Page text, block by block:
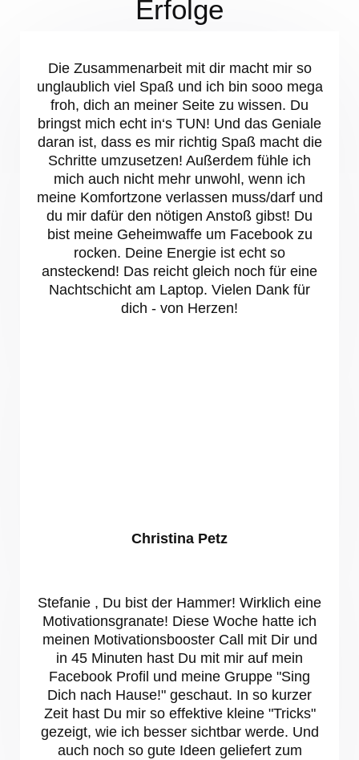
Erfolge
Die Zusammenarbeit mit dir macht mir so
unglaublich viel Spaß und ich bin sooo mega
froh, dich an meiner Seite zu wissen. Du
bringst mich echt in‘s TUN! Und das Geniale
daran ist, dass es mir richtig Spaß macht die
Schritte umzusetzen! Außerdem fühle ich
mich auch nicht mehr unwohl, wenn ich
meine Komfortzone verlassen muss/darf und
du mir dafür den nötigen Anstoß gibst! Du
bist meine Geheimwaffe um Facebook zu
rocken. Deine Energie ist echt so
ansteckend! Das reicht gleich noch für eine
Nachtschicht am Laptop. Vielen Dank für
dich - von Herzen!
Christina Petz
Stefanie , Du bist der Hammer! Wirklich eine
Motivationsgranate! Diese Woche hatte ich
meinen Motivationsbooster Call mit Dir und
in 45 Minuten hast Du mit mir auf mein
Facebook Profil und meine Gruppe "Sing
Dich nach Hause!" geschaut. In so kurzer
Zeit hast Du mir so effektive kleine "Tricks"
gezeigt, wie ich besser sichtbar werde. Und
auch noch so gute Ideen geliefert zum